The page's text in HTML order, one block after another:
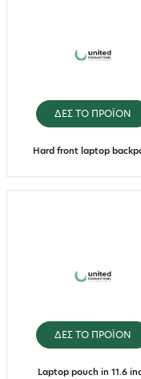
ΔΕΣ ΤΟ ΠΡΟΪΟΝ
Hard front laptop
ΔΕΣ ΤΟ ΠΡΟΪΟΝ
Laptop pouch in 11.6